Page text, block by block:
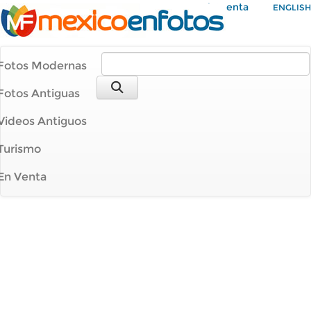
Mi Cuenta ENGLISH
Modernas
Antiguas
Antiguos
Venta